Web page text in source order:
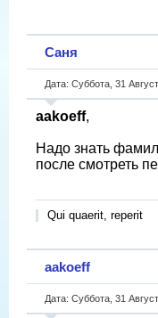
Саня
Дата: Суббота, 31
aakoeff,
Надо знать
после смотреть
Qui quaerit, reperit
aakoeff
Дата: Суббота, 31